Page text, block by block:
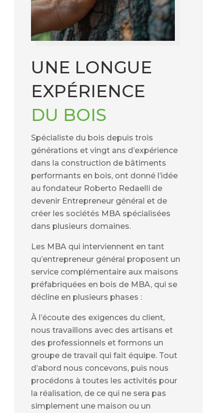
UNE LONGUE
EXPÉRIENCE
DU BOIS
Spécialiste du bois depuis trois
générations et vingt ans d’expérience
dans la construction de bâtiments
performants en bois, ont donné l’idée
au fondateur Roberto Redaelli de
devenir Entrepreneur général et de
créer les sociétés MBA spécialisées
dans plusieurs domaines.
Les MBA qui interviennent en tant
qu’entrepreneur général proposent un
service complémentaire aux maisons
préfabriquées en bois de MBA, qui se
décline en plusieurs phases :
À l’écoute des exigences du client,
nous travaillons avec des artisans et
des professionnels et formons un
groupe de travail qui fait équipe. Tout
d’abord nous concevons, puis nous
procédons à toutes les activités pour
la réalisation, de ce qui ne sera pas
simplement une maison ou un